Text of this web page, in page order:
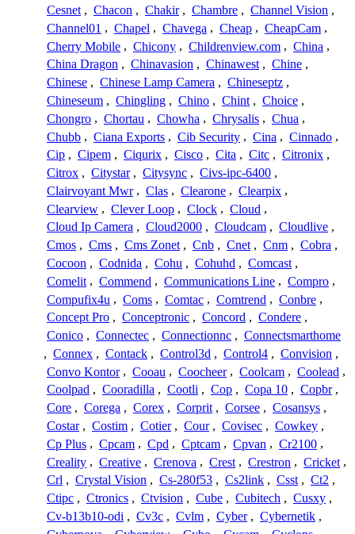
Cesnet , Chacon , Chakir , Chambre , Channel Vision ,
Channel01 , Chapel , Chavega , Cheap , CheapCam ,
Cherry Mobile , Chicony , Childrenview.com , China ,
China Dragon , Chinavasion , Chinawest , Chine ,
Chinese , Chinese Lamp Camera , Chineseptz ,
Chineseum , Chingling , Chino , Chint , Choice ,
Chongro , Chortau , Chowha , Chrysalis , Chua ,
Chubb , Ciana Exports , Cib Security , Cina , Cinnado ,
Cip , Cipem , Ciqurix , Cisco , Cita , Citc , Citronix ,
Citrox , Citystar , Citysync , Civs-ipc-6400 ,
Clairvoyant Mwr , Clas , Clearone , Clearpix ,
Clearview , Clever Loop , Clock , Cloud ,
Cloud Ip Camera , Cloud2000 , Cloudcam , Cloudlive ,
Cmos , Cms , Cms Zonet , Cnb , Cnet , Cnm , Cobra ,
Cocoon , Codnida , Cohu , Cohuhd , Comcast ,
Comelit , Commend , Communications Line , Compro ,
Compufix4u , Coms , Comtac , Comtrend , Conbre ,
Concept Pro , Conceptronic , Concord , Condere ,
Conico , Connectec , Connectionnc , Connectsmarthome
, Connex , Contack , Control3d , Control4 , Convision ,
Convo Kontor , Cooau , Coocheer , Coolcam , Coolead ,
Coolpad , Cooradilla , Cootli , Cop , Copa 10 , Copbr ,
Core , Corega , Corex , Corprit , Corsee , Cosansys ,
Costar , Costim , Cotier , Cour , Covisec , Cowkey ,
Cp Plus , Cpcam , Cpd , Cptcam , Cpvan , Cr2100 ,
Creality , Creative , Crenova , Crest , Crestron , Cricket ,
Crl , Crystal Vision , Cs-280f53 , Cs2link , Csst , Ct2 ,
Ctipc , Ctronics , Ctvision , Cube , Cubitech , Cusxy ,
Cv-b13b10-odi , Cv3c , Cvlm , Cyber , Cybernetik ,